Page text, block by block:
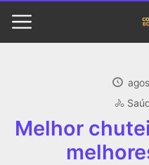
🚴
Melhor